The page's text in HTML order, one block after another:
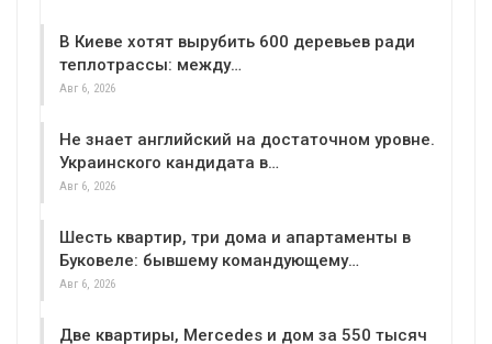
В Киеве хотят вырубить 600 деревьев ради
теплотрассы: между…
Авг 6, 2026
Не знает английский на достаточном уровне.
Украинского кандидата в…
Авг 6, 2026
Шесть квартир, три дома и апартаменты в
Буковеле: бывшему командующему…
Авг 6, 2026
Две квартиры, Mercedes и дом за 550 тысяч